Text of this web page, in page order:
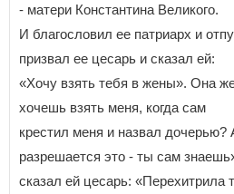
- матери Константина Великого.
И благословил ее патриарх и
призвал ее цесарь и сказал ей:
«Хочу взять тебя в жены». Она
хочешь взять меня, когда сам
крестил меня и назвал дочерью?
разрешается это - ты сам
сказал ей цесарь: «Перехитрила